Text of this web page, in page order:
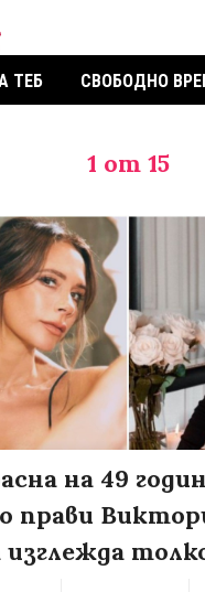
ТЕБ СВОБОДНО
1 от 15
на 49
прави
изглежда